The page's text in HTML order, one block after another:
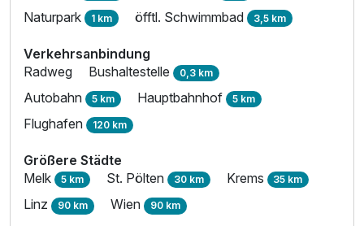
Naturpark 1 km öfftl. Schwimmbad 3,5 km
Verkehrsanbindung
Radweg
Bushaltestelle 0,3 km
Autobahn 5 km Hauptbahnhof 5 km
Flughafen 120 km
Größere Städte
Melk 5 km St. Pölten 30 km Krems 35 km
Linz 90 km Wien 90 km